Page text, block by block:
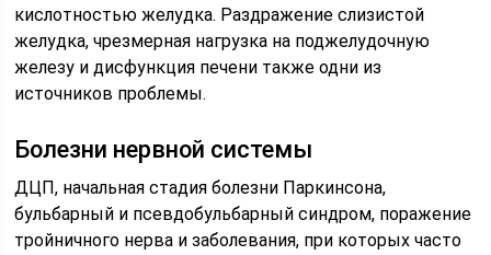
кислотностью желудка. Раздражение слизистой
желудка, чрезмерная нагрузка на поджелудочную
железу и дисфункция печени также одни из
источников проблемы.
Болезни нервной системы
ДЦП, начальная стадия болезни Паркинсона,
бульбарный и псевдобульбарный синдром, поражение
тройничного нерва и заболевания, при которых часто